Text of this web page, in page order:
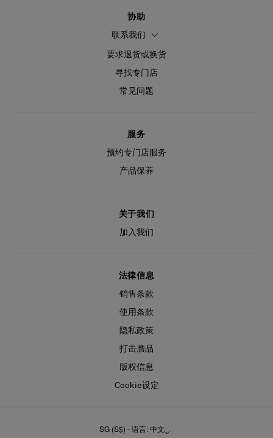
协助
联系我们
要求退货或换货
寻找专门店
常见问题
服务
预约专门店服务
产品保养
关于我们
加入我们
法律信息
销售条款
使用条款
隐私政策
打击膺品
版权信息
Cookie设定
SG (S$) - 语言: 中文